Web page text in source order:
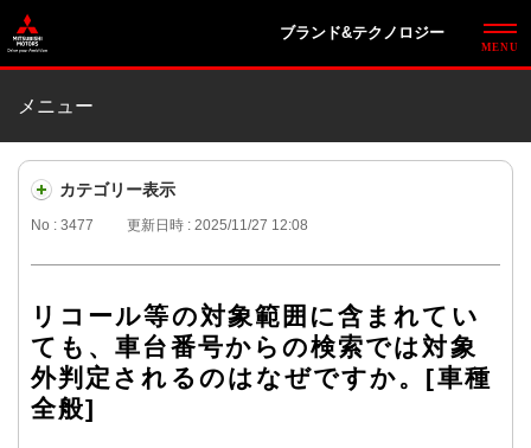
ブランド&テクノロジー
メニュー
カテゴリー表示
No : 3477 更新日時 : 2025/11/27 12:08
リコール等の対象範囲に含まれてい
ても、車台番号からの検索では対象
外判定されるのはなぜですか。[車種
全般]